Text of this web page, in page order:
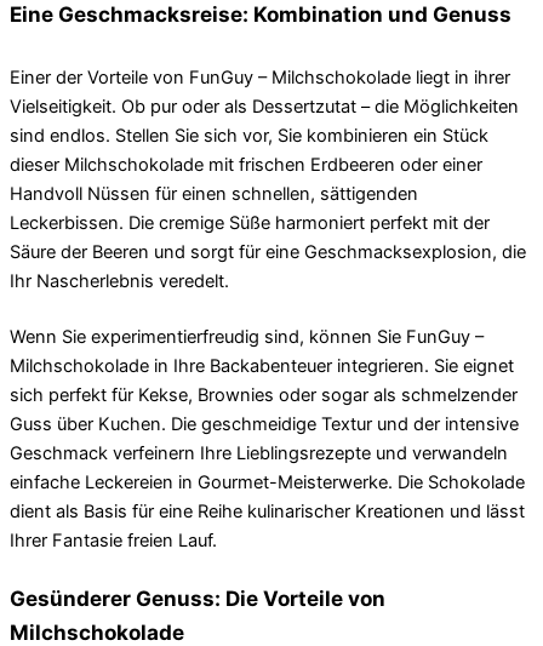
Eine Geschmacksreise: Kombination und Genuss
Einer der Vorteile von FunGuy – Milchschokolade liegt in ihrer
Vielseitigkeit. Ob pur oder als Dessertzutat – die Möglichkeiten
sind endlos. Stellen Sie sich vor, Sie kombinieren ein Stück
dieser Milchschokolade mit frischen Erdbeeren oder einer
Handvoll Nüssen für einen schnellen, sättigenden
Leckerbissen. Die cremige Süße harmoniert perfekt mit der
Säure der Beeren und sorgt für eine Geschmacksexplosion, die
Ihr Nascherlebnis veredelt.
Wenn Sie experimentierfreudig sind, können Sie FunGuy –
Milchschokolade in Ihre Backabenteuer integrieren. Sie eignet
sich perfekt für Kekse, Brownies oder sogar als schmelzender
Guss über Kuchen. Die geschmeidige Textur und der intensive
Geschmack verfeinern Ihre Lieblingsrezepte und verwandeln
einfache Leckereien in Gourmet-Meisterwerke. Die Schokolade
dient als Basis für eine Reihe kulinarischer Kreationen und lässt
Ihrer Fantasie freien Lauf.
Gesünderer Genuss: Die Vorteile von
Milchschokolade